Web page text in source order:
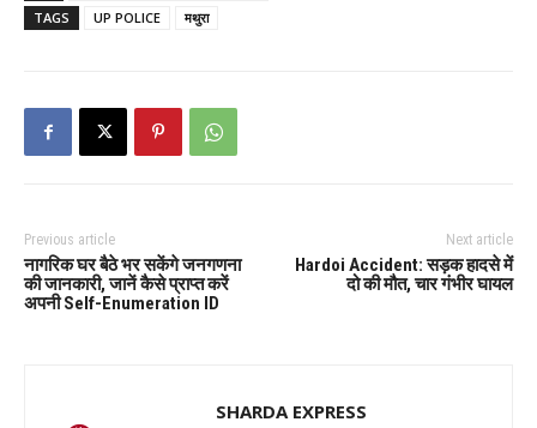
TAGS
UP POLICE मथुरा
Previous article
नागरिक घर बैठे भर सकेंगे जनगणना
की जानकारी, जानें कैसे प्राप्त करें
अपनी Self-Enumeration ID
Next article
Hardoi Accident: सड़क हादसे में
दो की मौत, चार गंभीर घायल
SHARDA EXPRESS